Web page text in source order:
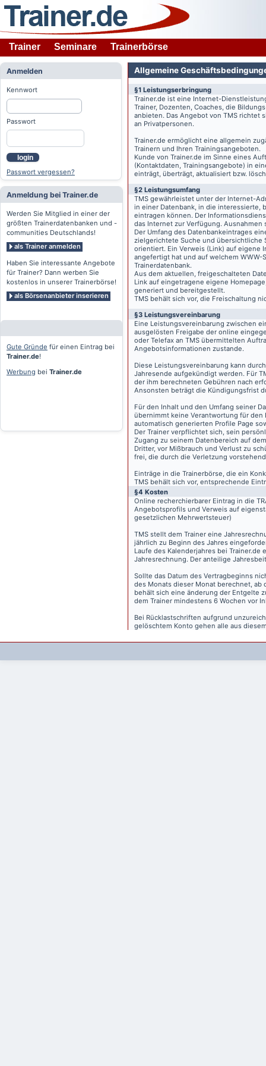
Trainer Seminare Trainerbörse
Anmelden
Kennwort
Passwort
login
Passwort vergessen?
Anmeldung bei Trainer.de
Werden Sie Mitglied in einer der
größten Trainerdatenbanken und -
communities Deutschlands!
als Trainer anmelden
Haben Sie interessante Angebote
für Trainer? Dann werben Sie
kostenlos in unserer Trainerbörse!
als Börsenanbieter inserieren
Gute Gründe für einen Eintrag bei
Trainer.de!
Werbung bei Trainer.de
Allgemeine
§1 Leistungserbringung
Trainer.de ist eine Internet-
Trainer, Dozenten, Coaches, die
anbieten. Das Angebot von TMS richtet
an Privatpersonen.
Trainer.de ermöglicht eine allgemein
Trainern und Ihren Trainingsangeboten.
Kunde von Trainer.de im Sinne eines
(Kontaktdaten, Trainingsangebote) in
einträgt, überträgt, aktualisiert bzw.
§2 Leistungsumfang
TMS gewährleistet unter der Internet-
in einer Datenbank, in die interessierte,
eintragen können. Der
das Internet zur Verfügung.
Der Umfang des Datenbankeintrages
zielgerichtete Suche und übersichtliche
orientiert. Ein Verweis (Link) auf eigene
angefertigt hat und auf welchem
Trainerdatenbank.
Aus dem aktuellen, freigeschalteten
Link auf eingetragene eigene
generiert und bereitgestellt.
TMS behält sich vor, die Freischaltung
§3 Leistungsvereinbarung
Eine Leistungsvereinbarung zwischen
ausgelösten Freigabe der online
oder Telefax an TMS übermittelten
Angebotsinformationen zustande.
Diese Leistungsvereinbarung kann
Jahresende aufgekündigt werden. Für
der ihm berechneten Gebühren nach
Ansonsten beträgt die Kündigungsfrist
Für den Inhalt und den Umfang seiner
übernimmt keine Verantwortung für den
automatisch generierten Profile Page
Der Trainer verpflichtet sich, sein
Zugang zu seinem Datenbereich auf
Dritter, vor Mißbrauch und Verlust zu
frei, die durch die Verletzung
Einträge in die Trainerbörse, die ein
TMS behält sich vor, entsprechende
§4 Kosten
Online recherchierbarer Eintrag in die
Angebotsprofils und Verweis auf
gesetzlichen Mehrwertsteuer)
TMS stellt dem Trainer eine
jährlich zu Beginn des Jahres
Laufe des Kalenderjahres bei
Jahresrechnung. Der anteilige
Sollte das Datum des Vertragbeginns
des Monats dieser Monat berechnet, ab
behält sich eine änderung der Entgelte
dem Trainer mindestens 6 Wochen vor
Bei Rücklastschriften aufgrund
gelöschtem Konto gehen alle aus